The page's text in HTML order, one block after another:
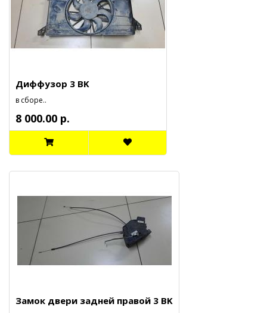
Диффузор 3 BK
в сборе..
8 000.00 р.
Замок двери задней правой 3 BK